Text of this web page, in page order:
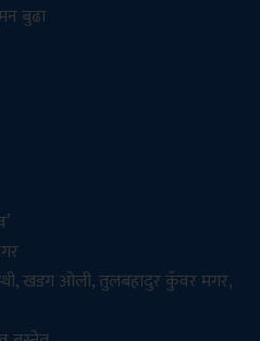
बुढा
खडग ओली, तुलबहादुर कुँवर मगर,